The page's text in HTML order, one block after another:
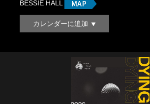
BESSIE HALL
カレンダーに追加